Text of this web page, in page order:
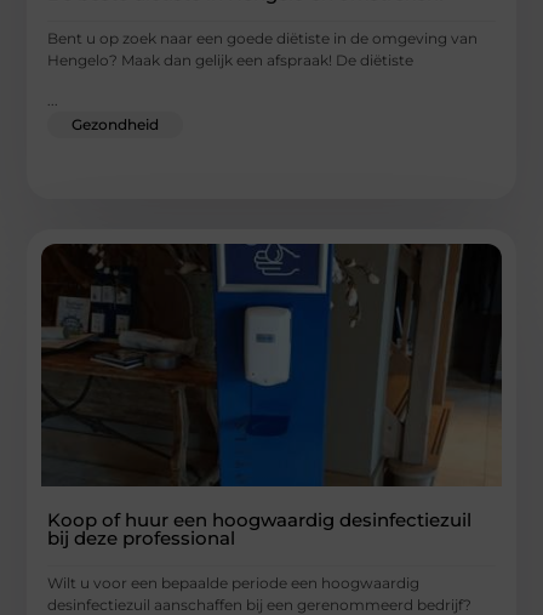
Bent u op zoek naar een goede diëtiste in de omgeving van
Hengelo? Maak dan gelijk een afspraak! De diëtiste
Gezondheid
Koop of huur een hoogwaardig desinfectiezuil
bij deze professional
Wilt u voor een bepaalde periode een hoogwaardig
desinfectiezuil aanschaffen bij een gerenommeerd bedrijf?